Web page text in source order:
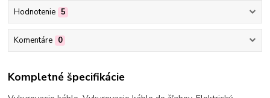
Hodnotenie 5
Komentáre 0
Kompletné špecifikácie